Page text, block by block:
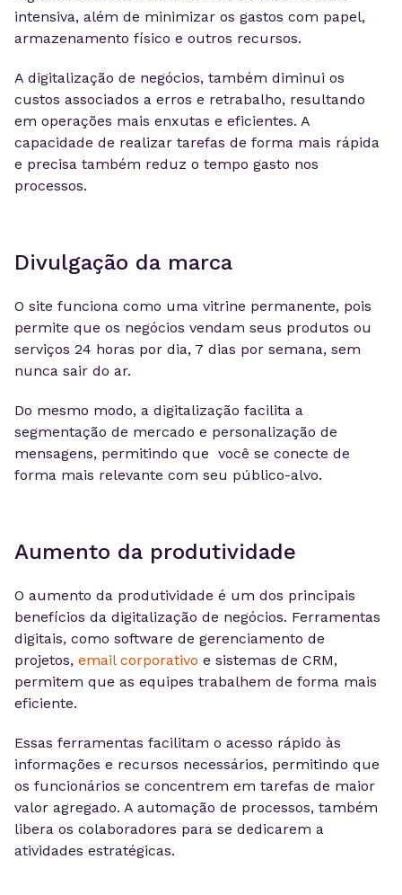
intensiva, além de minimizar os gastos com papel,
armazenamento físico e outros recursos.
A digitalização de negócios, também diminui os
custos associados a erros e retrabalho, resultando
em operações mais enxutas e eficientes. A
capacidade de realizar tarefas de forma mais rápida
e precisa também reduz o tempo gasto nos
processos.
Divulgação da marca
O site funciona como uma vitrine permanente, pois
permite que os negócios vendam seus produtos ou
serviços 24 horas por dia, 7 dias por semana, sem
nunca sair do ar.
Do mesmo modo, a digitalização facilita a
segmentação de mercado e personalização de
mensagens, permitindo que você se conecte de
forma mais relevante com seu público-alvo.
Aumento da produtividade
O aumento da produtividade é um dos principais
benefícios da digitalização de negócios. Ferramentas
digitais, como software de gerenciamento de
projetos, email corporativo e sistemas de CRM,
permitem que as equipes trabalhem de forma mais
eficiente.
Essas ferramentas facilitam o acesso rápido às
informações e recursos necessários, permitindo que
os funcionários se concentrem em tarefas de maior
valor agregado. A automação de processos, também
libera os colaboradores para se dedicarem a
atividades estratégicas.